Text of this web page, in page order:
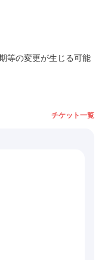
等の変更が生じる可能
チケット一覧